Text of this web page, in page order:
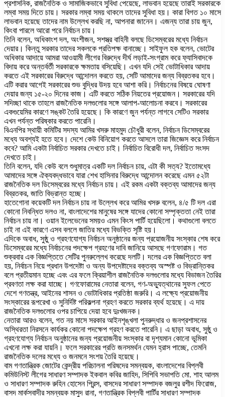
প্রশাসনিক, রাজনৈতিক ও সামাজিকভাবে সুবিধা পেয়েছে, লাভবান হয়েছে তারাই সরকারকে
লম্বা সময় দিতে চায়। সরকার লম্বা সময় থাকলে তাদের সুবিধা হয়। কারা বিগত ১০ মাসে
লাভবান হয়েছে তাদের নাম উল্লেখ করছি না, আপনারা জানেন। এজন্য তারা চায় জুন,
কিংবা পারলে আরো পরে নির্বাচন চায়।
তিনি বলেন, অধিকাংশ দল, অংশীজন, সশস্ত্র বাহিনী বলছে ডিসেম্বরের মধ্যে নির্বাচন
দেয়ার। কিন্তু সরকার তাদের সকলকে প্রতিপক্ষ বানাচ্ছে। সাইফুল হক বলেন, ভোটের
অধিকার আদায়ে আমরা আওয়ামী লীগের বিরুদ্ধে দীর্ঘ লড়াই-সংগ্রাম করে ফ্যাসিবাদকে
বিদায় করে অন্তর্বর্তী সরকারকে ক্ষমতায় বসিয়েছি। এখন যদি সেই ভোটাধিকার আদায়
করতে এই সরকারের বিরুদ্ধে আন্দোলন করতে হয়, সেটি আমাদের জন্য বিব্রতকর হবে।
এটি করার আগেই সরকারের শুভ বুদ্ধির উদয় হবে আশা করি। নির্বাচনের বিষয়ে ঘোষণা
দেয়ার জন্য ১৫-২০ দিনের কাজ। এটি করতে সঠিক নিয়তের প্রয়োজন। সরকারের যদি
সদিচ্ছা থাকে তাহলে রাজনৈতিক দলগুলোর সঙ্গে আলাপ-আলোচনা করবে। সরকারের
একগুয়েমির কারণে সঙ্কট তৈরি হয়েছে। কি কারণে জুন পর্যন্ত লাগবে সেটিও সরকার
এখন পর্যন্ত পরিষ্কার করতে পারেনি।
বিএনপির স্থায়ী কমিটির সদস্য আমির খসরু মাহমুদ চৌধুরী বলেন, নির্বাচন ডিসেম্বরের
মধ্যে অবশ্যই হতে হবে। দেশে কেউ বিনিয়োগ করতে আসলে তারা জিজ্ঞেস করে নির্বাচন
কবে? আমি একটা নির্বাচিত সরকার দেখতে চাই। নির্বাচিত বিরোধী দল, নির্বাচিত সংসদ
দেখতে চাই।
তিনি বলেন, যদি কেউ বলে শুধুমাত্র একটি দল নির্বাচন চায়, এটা কী সত্য? ইতোমধ্যে
আমাদের সঙ্গে ঐক্যবদ্ধভাবে যারা শেখ হাসিনার বিরুদ্ধে আন্দোলন করেছে এমন ৫২টা
রাজনৈতিক দল ডিসেম্বরের মধ্যে নির্বাচন চায়। এই রকম একটা বক্তব্য আমাদের জন্য
বিব্রতকর, জাতি বিভ্রান্ত হচ্ছে।
হাতেগোনা কয়েকটি দল নির্বাচন চায় না উল্লেখ করে আমির খসরু বলেন, ৪/৫ টি দল এরা
কোনো নিবন্ধিত দলও না, বাংলাদেশের মানুষের সঙ্গে যাদের কোনো সম্পৃক্ততা নেই তারা
নির্বাচন চায় না। ওয়ান ইলেভেনের সময়ও এমন কিংস পার্টি হয়েছিলো। কথাগুলো বলতে
চাই না এই কারণে এসব বললে জাতির মধ্যে বিভক্তি সৃষ্টি হয়।
এদিকে অবাধ, সুষ্ঠু ও গ্রহণযোগ্য নির্বাচন অনুষ্ঠানের জন্য প্রয়োজনীয় সংস্কার শেষ করে
ডিসেম্বরের মধ্যে নির্বাচনের পদক্ষেপ গ্রহণের দাবি জানিয়ে আসছে গণফোরাম। গত
শুক্রবার এক বিজ্ঞপ্তিতে সেটির পুনরুল্লেখ করেছে দলটি। দলের এক বিজ্ঞপ্তিতে বলা
হয়, নির্বাচন নিয়ে প্রধান উপদেষ্টা ও অন্য উপদেষ্টাদের বক্তব্য অস্পষ্ট ও বিভ্রান্তিকর
বলে প্রতীয়মান হচ্ছে এবং এর ফলে ক্রিয়াশীল রাজনৈতিক দলগুলোর মধ্যে বিভাজন তৈরির
প্রবণতা লক্ষ করা যাচ্ছে। গণফোরামের নেতারা বলেন, গণ-অভ্যুত্থানের সুফল পেতে
দেশে গণতন্ত্র, আইনের শাসন ও ভোটাধিকার প্রতিষ্ঠা জরুরি। এ লক্ষ্যে প্রয়োজনীয়
সংস্কারের রূপরেখা ও সুনির্দিষ্ট পরিকল্পনা গ্রহণ করতে সরকার ব্যর্থ হয়েছে। এ দায়
রাজনৈতিক দলগুলোর ওপর চাপিয়ে দেয়া হবে দুঃখজনক।
নেতারা আরও বলেন, গত নয় মাসে সরকার আইনশৃঙ্খলা পুনরুদ্ধার ও জনপ্রশাসনের
অস্থিরতা নিরসনে কার্যকর কোনো পদক্ষেপ গ্রহণ করতে পারেনি। এ ছাড়া অবাধ, সুষ্ঠু ও
গ্রহণযোগ্য নির্বাচন অনুষ্ঠানের জন্য প্রয়োজনীয় সংস্কার বা দৃশ্যমান কোনো ভূমিকা
এখনো লক্ষ করা যায়নি। ফলে সরকারের প্রতি জনসমর্থন যেমন হ্রাস পাচ্ছে, তেমনি
রাজনৈতিক দলের মধ্যে ও জনমনে সংশয় তৈরি হয়েছে।
বাম গণতান্ত্রিক জোটের কেন্দ্রীয় পরিচালনা পরিষদের সমন্বয়ক, বাংলাদেশের বিপ্লবী
কমিউনিস্ট লীগের সাধারণ সম্পাদক ইকবাল কবির জাহিদ, সিপিবি সভাপতি মো. শাহ আলম
ও সাধারণ সম্পাদক রুহিন হোসেন প্রিন্স, বাসদের সাধারণ সম্পাদক বজলুর রশীদ ফিরোজ,
বাসদ মার্কসবাদীর সমন্বয়ক মাসুদ রানা, গণতান্ত্রিক বিপ্লবী পার্টির সাধারণ সম্পাদক